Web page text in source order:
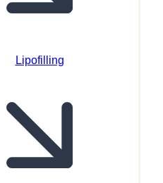
Lipofilling